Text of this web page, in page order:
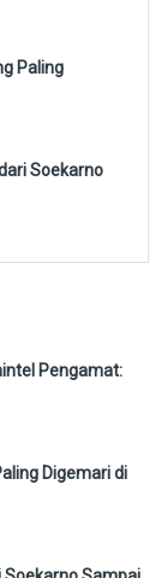
Paling
Soekarno
Pengamat:
Digemari di